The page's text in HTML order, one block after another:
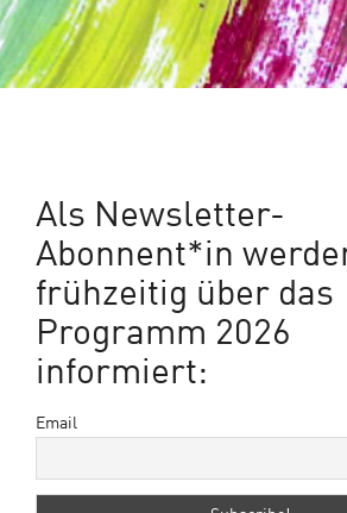
Als Newsletter-
Abonnent*in
frühzeitig über das
Programm 2026
informiert:
Email